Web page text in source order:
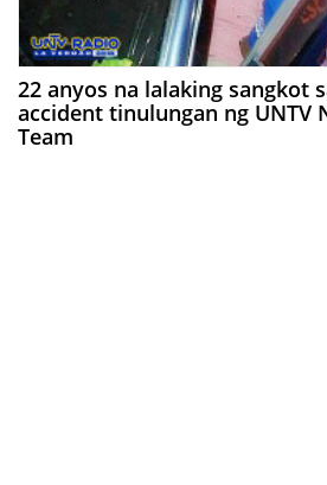
22 anyos na lalaking sangkot
accident tinulungan ng UNTV
Team